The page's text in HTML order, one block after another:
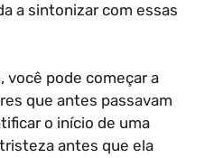
a sintonizar com essas
você pode começar a
que antes passavam
o início de uma
antes que ela